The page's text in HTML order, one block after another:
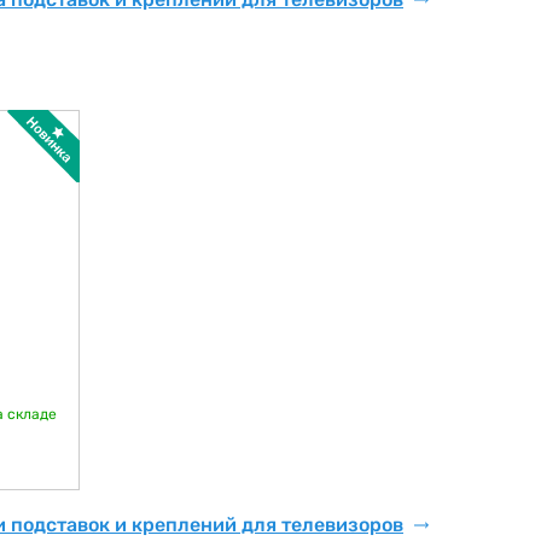
складе
подставок и креплений для телевизоров